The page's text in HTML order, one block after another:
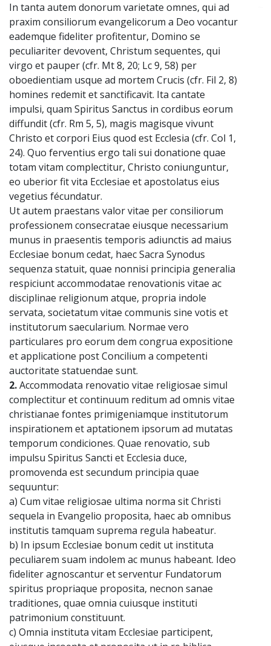
In tanta autem donorum varietate omnes, qui ad
praxim consiliorum evangelicorum a Deo vocantur
eademque fideliter profitentur, Domino se
peculiariter devovent, Christum sequentes, qui
virgo et pauper (cfr. Mt 8, 20; Lc 9, 58) per
oboedientiam usque ad mortem Crucis (cfr. Fil 2, 8)
homines redemit et sanctificavit. Ita cantate
impulsi, quam Spiritus Sanctus in cordibus eorum
diffundit (cfr. Rm 5, 5), magis magisque vivunt
Christo et corpori Eius quod est Ecclesia (cfr. Col 1,
24). Quo ferventius ergo tali sui donatione quae
totam vitam complectitur, Christo coniunguntur,
eo uberior fit vita Ecclesiae et apostolatus eius
vegetius fécundatur.
Ut autem praestans valor vitae per consiliorum
professionem consecratae eiusque necessarium
munus in praesentis temporis adiunctis ad maius
Ecclesiae bonum cedat, haec Sacra Synodus
sequenza statuit, quae nonnisi principia generalia
respiciunt accommodatae renovationis vitae ac
disciplinae religionum atque, propria indole
servata, societatum vitae communis sine votis et
institutorum saecularium. Normae vero
particulares pro eorum dem congrua expositione
et applicatione post Concilium a competenti
auctoritate statuendae sunt.
2.Accommodata renovatio vitae religiosae simul
complectitur et continuum reditum ad omnis vitae
christianae fontes primigeniamque institutorum
inspirationem et aptationem ipsorum ad mutatas
temporum condiciones. Quae renovatio, sub
impulsu Spiritus Sancti et Ecclesia duce,
promovenda est secundum principia quae
sequuntur:
a) Cum vitae religiosae ultima norma sit Christi
sequela in Evangelio proposita, haec ab omnibus
institutis tamquam suprema regula habeatur.
b) In ipsum Ecclesiae bonum cedit ut instituta
peculiarem suam indolem ac munus habeant. Ideo
fideliter agnoscantur et serventur Fundatorum
spiritus propriaque proposita, necnon sanae
traditiones, quae omnia cuiusque instituti
patrimonium constituunt.
c) Omnia instituta vitam Ecclesiae participent,